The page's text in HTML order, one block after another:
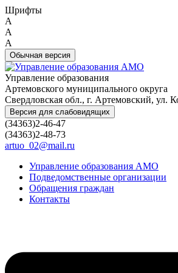
Шрифты
A
A
A
Обычная версия
Управление образования
Артемовского муниципального округа
Свердловская обл., г. Артемовский, ул.
Версия для слабовидящих
(34363)2-46-47
(34363)2-48-73
artuo_02@mail.ru
Управление образования АМО
Подведомственные организации
Обращения граждан
Контакты